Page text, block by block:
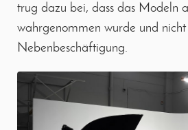
trug dazu bei, dass das Modeln
wahrgenommen wurde und
Nebenbeschäftigung.